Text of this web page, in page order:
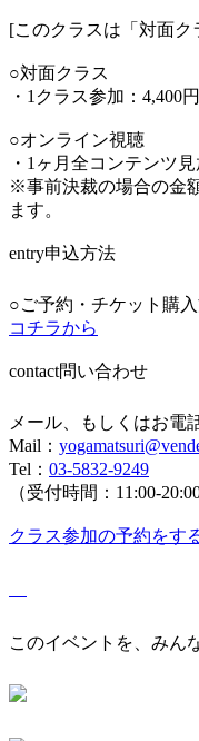
[このクラスは「対面
○対面クラス
・1クラス参加：4,400
○オンライン視聴
・1ヶ月全コンテンツ
※事前決裁の場合の金
ます。
entry申込方法
○ご予約・チケット購
コチラから
contact問い合わせ
メール、もしくはお電
Mail：
Tel： 03-5832-9249
（受付時間：11:00-20:00
クラス参加の予約をす
このイベントを、みん